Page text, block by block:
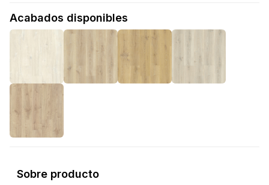
Acabados disponibles
Sobre producto